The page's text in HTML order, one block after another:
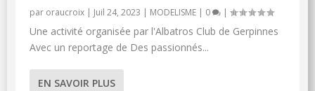
par oraucroix Juil 24, 2023 MODELISME 0 |
Une activité organisée par l'Albatros Club de Gerpinnes
Avec un reportage de Des passionnés...
EN SAVOIR PLUS